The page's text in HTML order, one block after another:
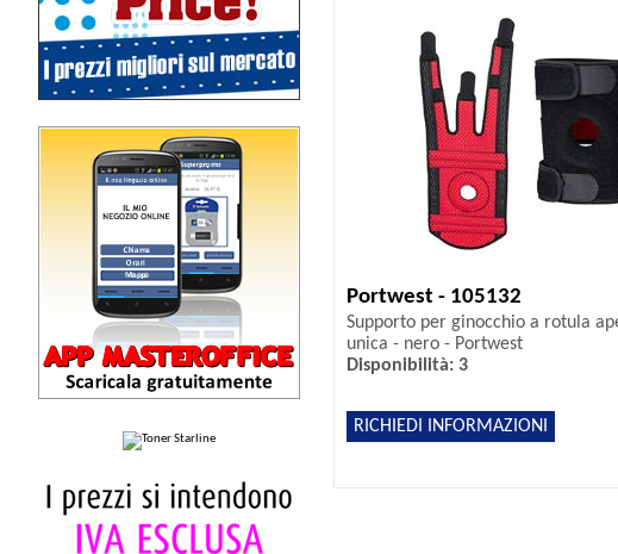
Portwest - 105132
Supporto per ginocchio a rotula
unica - nero - Portwest
Disponibilità: 3
RICHIEDI INFORMAZIONI